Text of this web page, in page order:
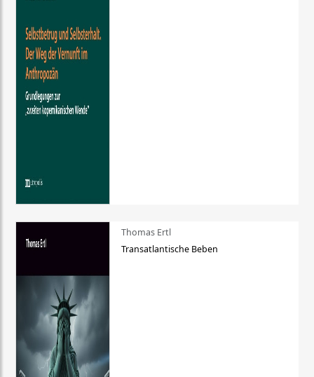
Thomas Ertl
Transatlantische Beben